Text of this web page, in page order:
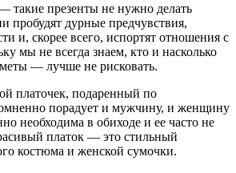
такие презенты не нужно делать
пробудят дурные предчувствия,
и, скорее всего, испортят отношения с
мы не всегда знаем, кто и насколько
— лучше не рисковать.
платочек, подаренный по
порадует и мужчину, и женщину
необходима в обиходе и ее часто не
платок — это стильный
костюма и женской сумочки.